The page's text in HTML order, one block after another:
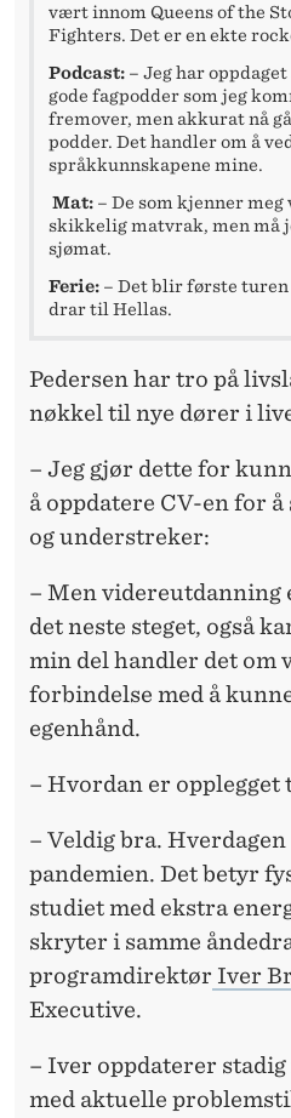
vært innom Queens of the
Fighters. Det er en ekte
Podcast: – Jeg har
gode fagpodder som jeg
fremover, men akkurat nå
podder. Det handler om å
språkkunnskapene mine.
Mat: – De som kjenner
skikkelig matvrak, men må
sjømat.
Ferie: – Det blir første
drar til Hellas.
Pedersen har tro på
nøkkel til nye dører i
– Jeg gjør dette for
å oppdatere CV-en for
og understreker:
– Men videreutdanning
det neste steget, også
min del handler det om
forbindelse med å
egenhånd.
– Hvordan er
– Veldig bra.
pandemien. Det betyr
studiet med ekstra
skryter i samme
programdirektør Iver
Executive.
– Iver oppdaterer
med aktuelle